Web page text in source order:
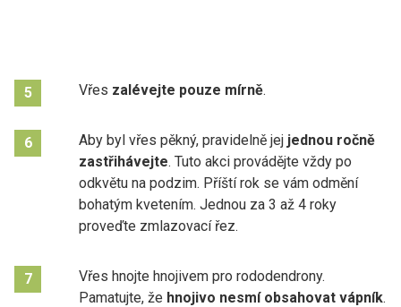
5 Vřes zalévejte pouze mírně.
6 Aby byl vřes pěkný, pravidelně jej jednou ročně
zastřihávejte. Tuto akci provádějte vždy po
odkvětu na podzim. Příští rok se vám odmění
bohatým kvetením. Jednou za 3 až 4 roky
proveďte zmlazovací řez.
7
Vřes hnojte hnojivem pro rododendrony.
Pamatujte, že hnojivo nesmí obsahovat vápník.